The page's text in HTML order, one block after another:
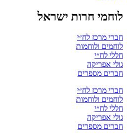
לוחמי חרות ישראל
חברי מרכז לח״י
לוחמים ולוחמות
חללי לח״י
גולי אפריקה
חברים מספרים
חברי מרכז לח״י
לוחמים ולוחמות
חללי לח״י
גולי אפריקה
חברים מספרים